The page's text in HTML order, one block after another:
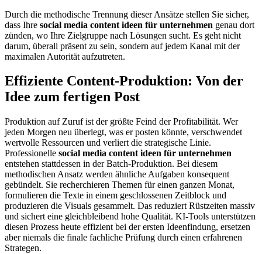
Durch die methodische Trennung dieser Ansätze stellen Sie sicher,
dass Ihre social media content ideen für unternehmen genau dort
zünden, wo Ihre Zielgruppe nach Lösungen sucht. Es geht nicht
darum, überall präsent zu sein, sondern auf jedem Kanal mit der
maximalen Autorität aufzutreten.
Effiziente Content-Produktion: Von der
Idee zum fertigen Post
Produktion auf Zuruf ist der größte Feind der Profitabilität. Wer
jeden Morgen neu überlegt, was er posten könnte, verschwendet
wertvolle Ressourcen und verliert die strategische Linie.
Professionelle social media content ideen für unternehmen
entstehen stattdessen in der Batch-Produktion. Bei diesem
methodischen Ansatz werden ähnliche Aufgaben konsequent
gebündelt. Sie recherchieren Themen für einen ganzen Monat,
formulieren die Texte in einem geschlossenen Zeitblock und
produzieren die Visuals gesammelt. Das reduziert Rüstzeiten massiv
und sichert eine gleichbleibend hohe Qualität. KI-Tools unterstützen
diesen Prozess heute effizient bei der ersten Ideenfindung, ersetzen
aber niemals die finale fachliche Prüfung durch einen erfahrenen
Strategen.